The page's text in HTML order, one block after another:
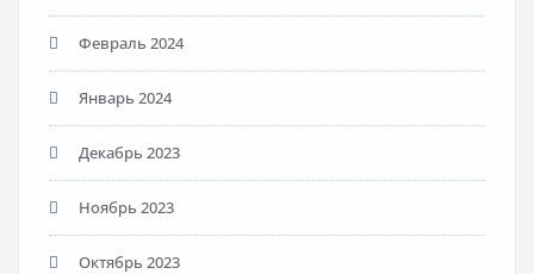
Февраль 2024
Январь 2024
Декабрь 2023
Ноябрь 2023
Октябрь 2023